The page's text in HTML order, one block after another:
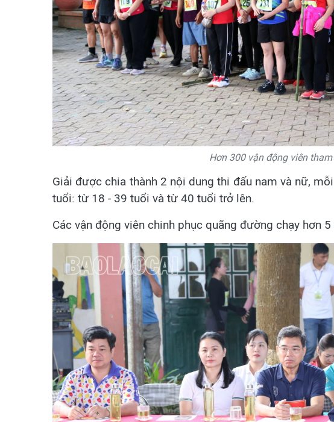
Hơn 300 vận động viên
Giải được chia thành 2 nội dung thi đấu nam và nữ,
tuổi: từ 18 - 39 tuổi và từ 40 tuổi trở lên.
Các vận động viên chinh phục quãng đường chạy hơn